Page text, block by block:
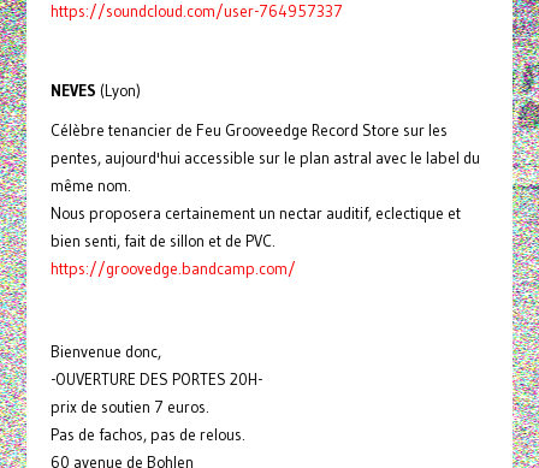
https://soundcloud.com/user-764957337
NEVES (Lyon)
Célèbre tenancier de Feu Grooveedge Record Store sur les
pentes, aujourd'hui accessible sur le plan astral avec le label du
même nom.
Nous proposera certainement un nectar auditif, eclectique et
bien senti, fait de sillon et de PVC.
https://groovedge.bandcamp.com/
Bienvenue donc,
-OUVERTURE DES PORTES 20H-
prix de soutien 7 euros.
Pas de fachos, pas de relous.
60 avenue de Bohlen